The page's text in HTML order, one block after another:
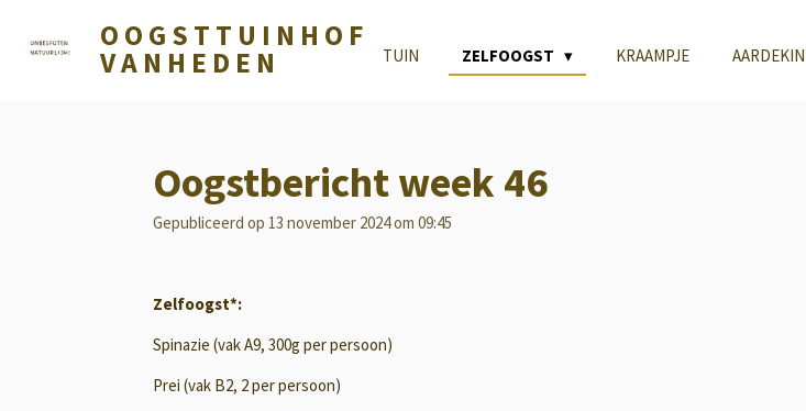
direct
O O G S T T U I N H O F
V A N H E D E N TUIN ZELFOOGST KRAAMPJE
Oogstbericht week 46
Gepubliceerd op 13 november 2024 om 09:45
Zelfoogst*:
Spinazie (vak A9, 300g per persoon)
Prei (vak B2, 2 per persoon)